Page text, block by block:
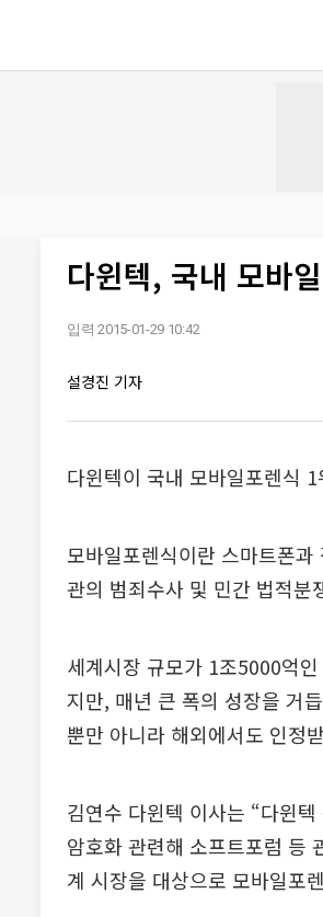
다윈텍, 국내 모바
입력 2015-01-29 10:42
설경진 기자
다윈텍이 국내 모바일포렌식
모바일포렌식이란 스마트폰
관의 범죄수사 및 민간 법적분
세계시장 규모가 1조5000억
지만, 매년 큰 폭의 성장을 거
뿐만 아니라 해외에서도 인정
김연수 다윈텍 이사는 “다윈
암호화 관련해 소프트포럼 등
계 시장을 대상으로 모바일포